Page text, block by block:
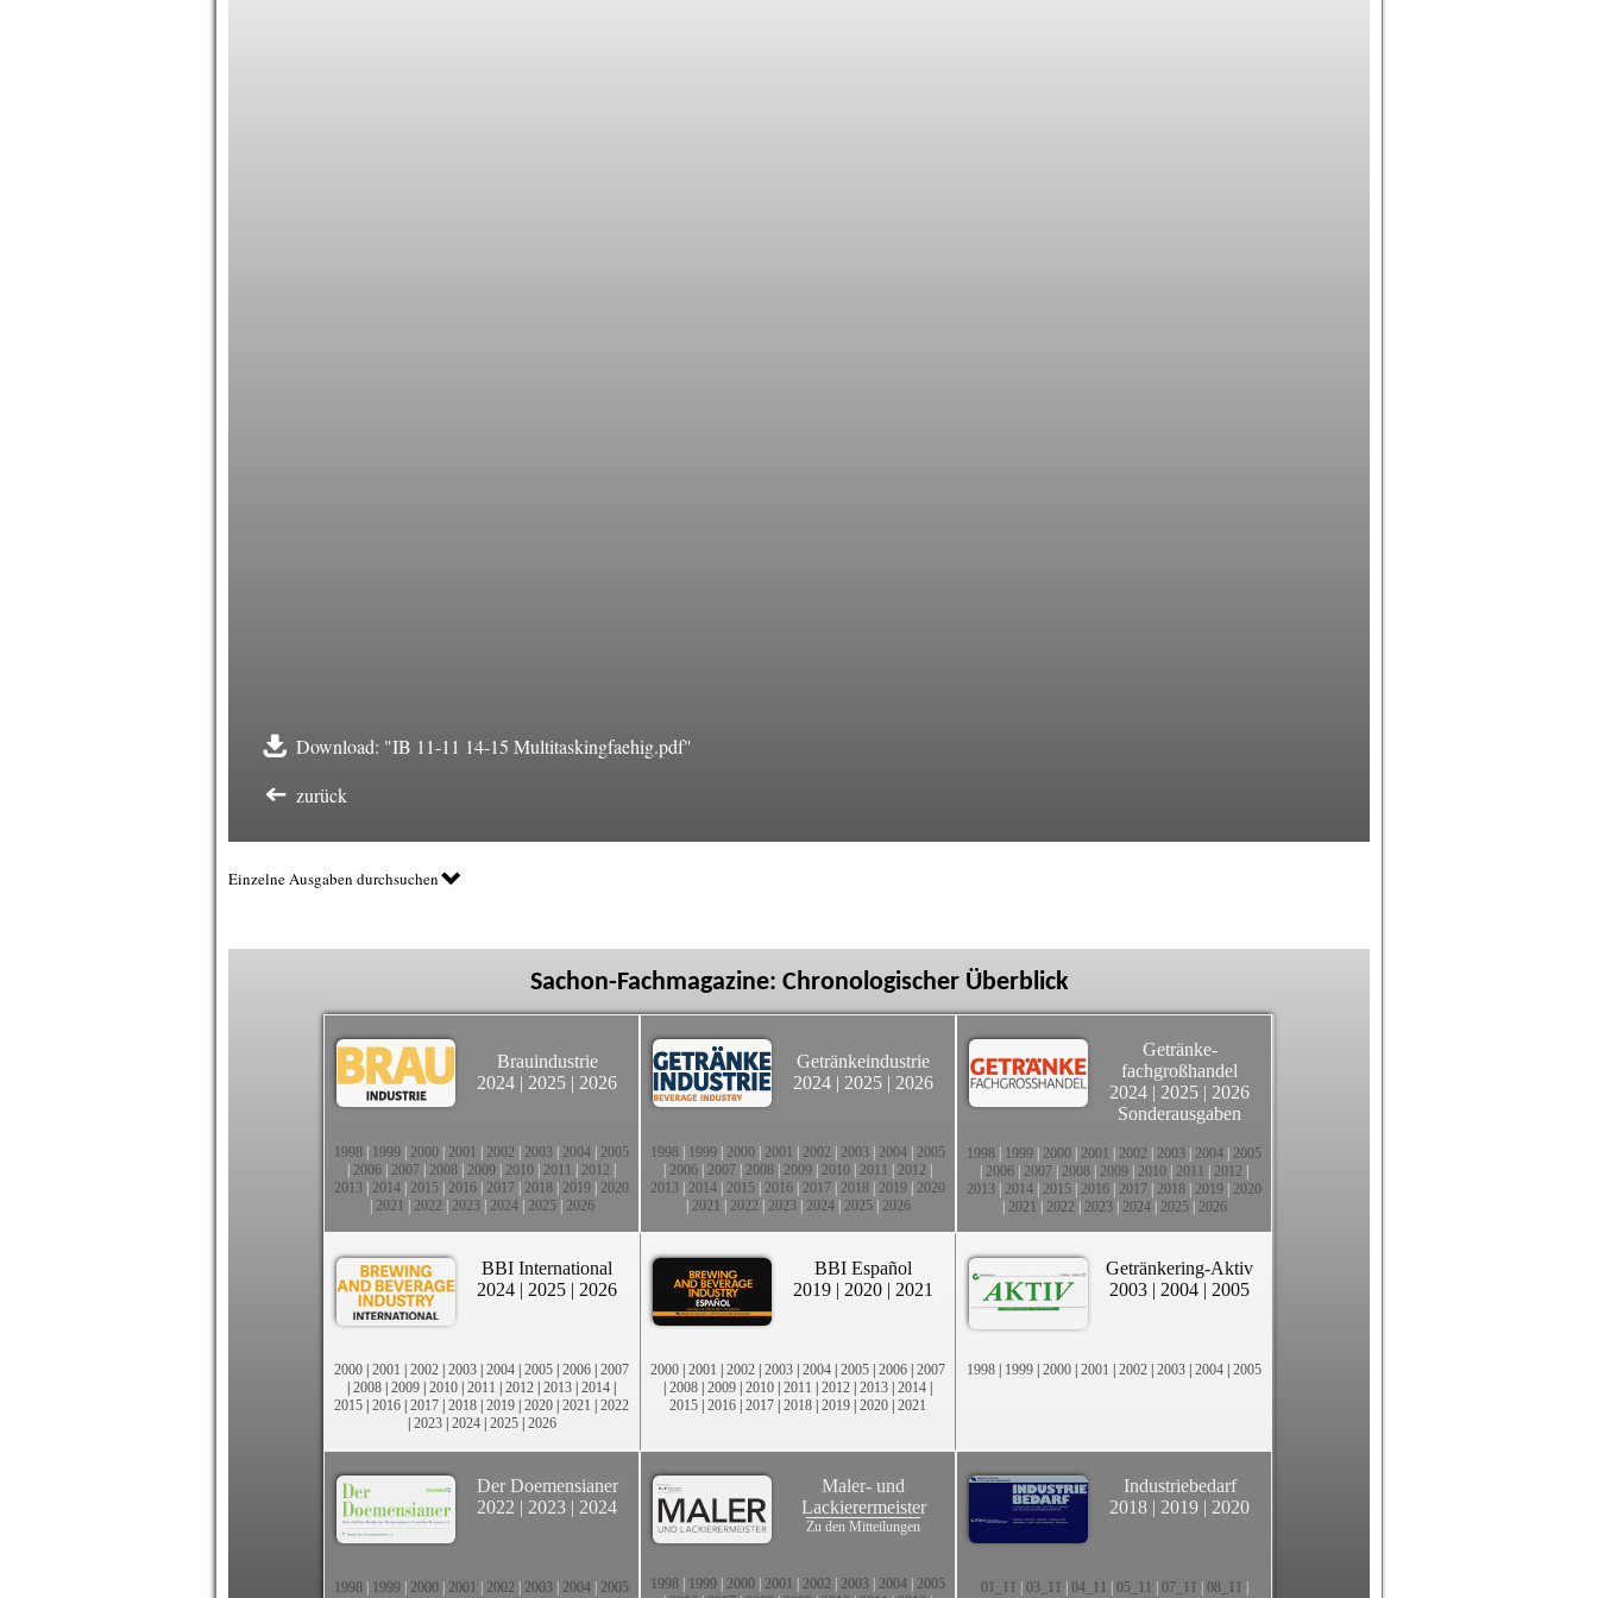
Download: "IB 11-11 14-15 Multitaskingfaehig.pdf"
zurück
Einzelne Ausgaben durchsuchen
Sachon-Fachmagazine: Chronologischer Überblick
Brauindustrie
2024 | 2025 | 2026
1998 1999 2000 2001 2002 2003 2004 2005
2006 2007 2008 2009 2010 2011 2012
2013 2014 2015 2016 2017 2018 2019 2020
2021 2022 2023| 2024| 2025| 2026
Getränkeindustrie
2024 | 2025 | 2026
1998 1999 2000 2001 2002 2003 2004 2005
2006 2007 2008 2009 2010 2011 2012
2013 2014 2015 2016 2017 2018 2019 2020
2021 2022 2023| 2024| 2025| 2026
Getränke-
fachgroßhandel
2024 | 2025 | 2026
Sonderausgaben
1998 1999 2000 2001 2002 2003 2004 2005
2006 2007 2008 2009 2010 2011 2012
2013 2014 2015 2016 2017 2018 2019 2020
2021 2022 2023| 2024| 2025| 2026
BBI International
2024 | 2025 | 2026
2000 | 2001 | 2002 | 2003 | 2004 | 2005 | 2006 | 2007
| 2008 | 2009 | 2010 | 2011 | 2012 | 2013 | 2014 |
2015 | 2016 | 2017 | 2018 | 2019 | 2020 | 2021 | 2022
| 2023| 2024| 2025| 2026
BBI Español
2019 | 2020 | 2021
2000 | 2001 | 2002 | 2003 | 2004 | 2005 | 2006 | 2007
| 2008 | 2009 | 2010 | 2011 | 2012 | 2013 | 2014 |
2015 | 2016 | 2017 | 2018 | 2019 | 2020 | 2021
Getränkering-Aktiv
2003 | 2004 | 2005
1998 | 1999 | 2000 | 2001 | 2002 | 2003 | 2004 | 2005
Der Doemensianer
2022 | 2023 | 2024
1998 1999 2000 2001 2002 2003 2004 2005
Maler- und
Lackierermeister
Zu den Mitteilungen
1998 1999 2000 2001 2002 2003 2004 2005
Industriebedarf
2018 | 2019 | 2020
01_11 03_11 04_11 05_11 07_11 08_11